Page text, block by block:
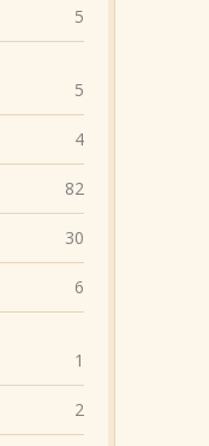
5
5
4
82
30
6
1
2